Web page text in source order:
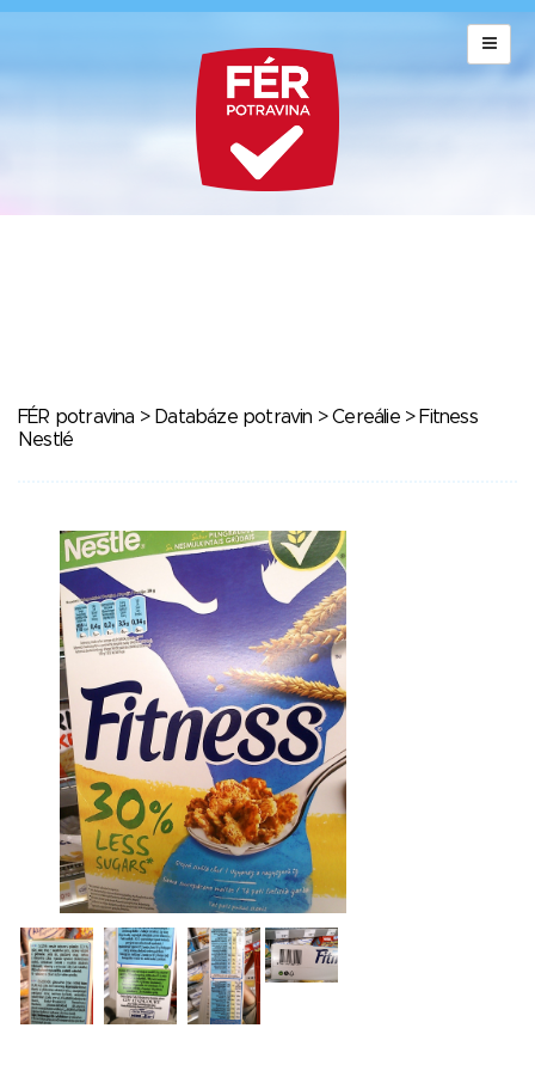
FÉR potravina > Databáze potravin >Cereálie> Fitness
Nestlé